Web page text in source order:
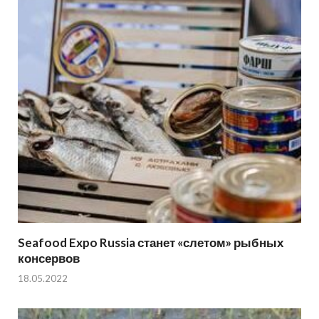
Seafood Expo Russia станет «слетом» рыбных
консервов
18.05.2022